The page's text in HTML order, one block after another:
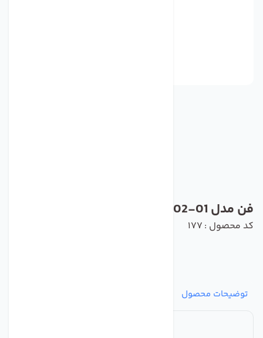
فن مدل A2D300-AD02-01 برند ebmpapst
کد محصول : 177
توضیحات محصول